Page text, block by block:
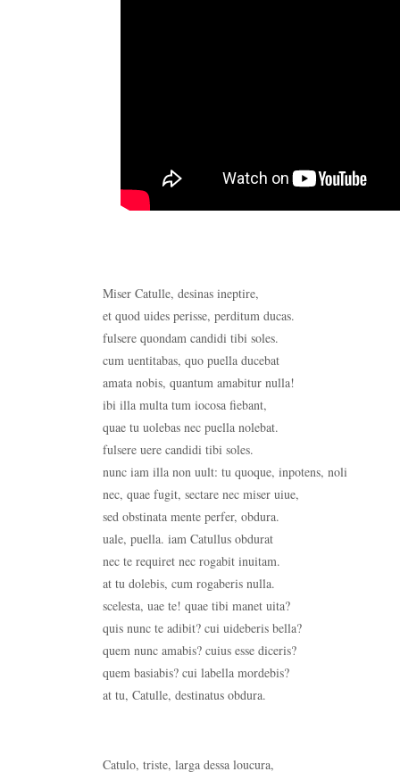
Miser Catulle, desinas ineptire,
et quod uides perisse, perditum ducas.
fulsere quondam candidi tibi soles.
cum uentitabas, quo puella ducebat
amata nobis, quantum amabitur nulla!
ibi illa multa tum iocosa fiebant,
quae tu uolebas nec puella nolebat.
fulsere uere candidi tibi soles.
nunc iam illa non uult: tu quoque, inpotens, noli
nec, quae fugit, sectare nec miser uiue,
sed obstinata mente perfer, obdura.
uale, puella. iam Catullus obdurat
nec te requiret nec rogabit inuitam.
at tu dolebis, cum rogaberis nulla.
scelesta, uae te! quae tibi manet uita?
quis nunc te adibit? cui uideberis bella?
quem nunc amabis? cuius esse diceris?
quem basiabis? cui labella mordebis?
at tu, Catulle, destinatus obdura.
Catulo, triste, larga dessa loucura,